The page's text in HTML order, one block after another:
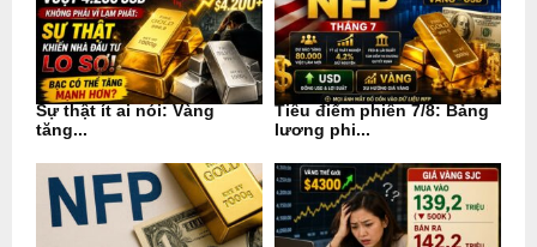
Sự thật ít ai nói: Vàng
tăng...
Tiêu điểm phiên 7/8: Bảng
lương phi...